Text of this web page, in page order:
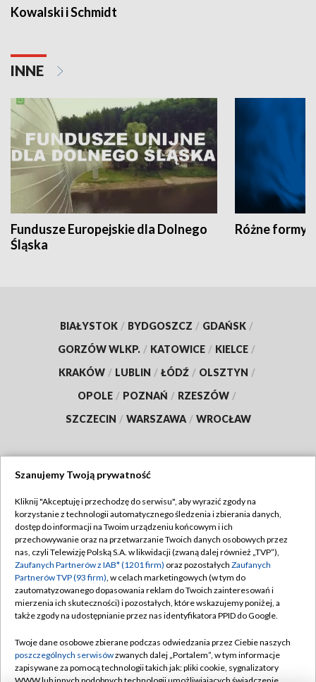
Kowalski i Schmidt
INNE
Fundusze Europejskie dla Dolnego
Śląska
Różne formy
BIAŁYSTOK / BYDGOSZCZ / GDAŃSK /
GORZÓW WLKP. / KATOWICE / KIELCE /
KRAKÓW / LUBLIN / ŁÓDŹ / OLSZTYN /
OPOLE / POZNAŃ / RZESZÓW /
SZCZECIN / WARSZAWA / WROCŁAW
TVP
Abonament TVP
Emisja w TVP
Centrum informacji TVP
Naziemna Telewizja Cyfrowa
Rada Programowa
System NOS
Regulamin TVP
Polityka prywatności
Moje zgody
Pomoc
Kontakt
Szanujemy Twoją prywatność
Kliknij "Akceptuję i przechodzę do serwisu", aby wyrazić zgody na
korzystanie z technologii automatycznego śledzenia i zbierania danych,
dostęp do informacji na Twoim urządzeniu końcowym i ich
przechowywanie oraz na przetwarzanie Twoich danych osobowych przez
nas, czyli Telewizję Polską S.A. w likwidacji (zwaną dalej również „TVP”),
Zaufanych Partnerów z IAB* (1201 firm) oraz pozostałych Zaufanych
Partnerów TVP (93 firm), w celach marketingowych (w tym do
zautomatyzowanego dopasowania reklam do Twoich zainteresowań i
mierzenia ich skuteczności) i pozostałych, które wskazujemy poniżej, a
także zgody na udostępnianie przez nas identyfikatora PPID do Google.
Twoje dane osobowe zbierane podczas odwiedzania przez Ciebie naszych
poszczególnych serwisówzwanych dalej „Portalem”, w tym informacje
zapisywane za pomocą technologii takich jak: pliki cookie, sygnalizatory